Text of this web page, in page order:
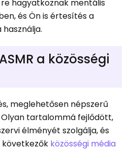
re hagyatkoznak mentális
és Ön is értesítés a
a közösségi
meglehetősen népszerű
Olyan tartalommá fejlődött,
élményét szolgálja, és
következők közösségi média